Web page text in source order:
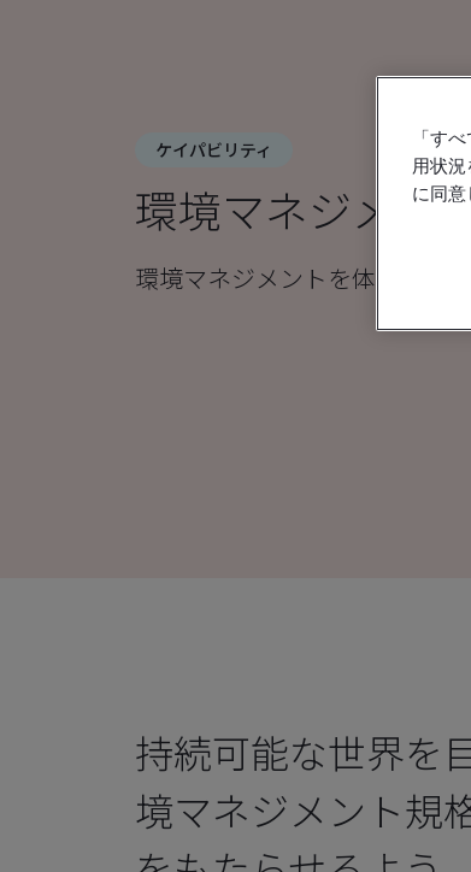
ケイパビリティ
環境マネジメン
環境マネジメントを体系的に改
持続可能な世界を
境マネジメント規
「す
用状
に同意